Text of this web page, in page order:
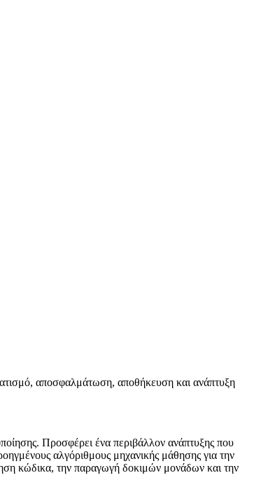
αποσφαλμάτωση, αποθήκευση και ανάπτυξη
Προσφέρει ένα περιβάλλον ανάπτυξης που
αλγόριθμους μηχανικής μάθησης για την
κώδικα, την παραγωγή δοκιμών μονάδων και την